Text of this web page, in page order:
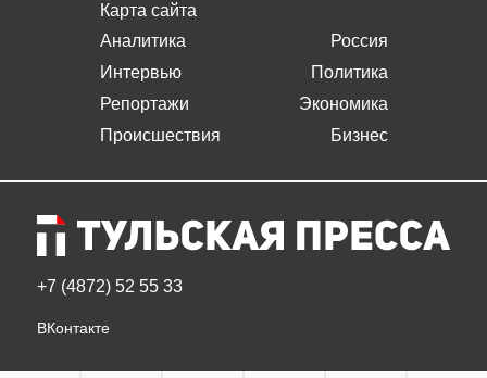
Карта сайта
Аналитика
Интервью
Репортажи
Происшествия
Россия
Политика
Экономика
Бизнес
+7 (4872) 52 55 33
ВКонтакте